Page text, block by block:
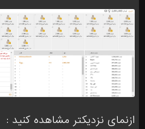
ازنمای نزدیکتر مشاهده کنید :